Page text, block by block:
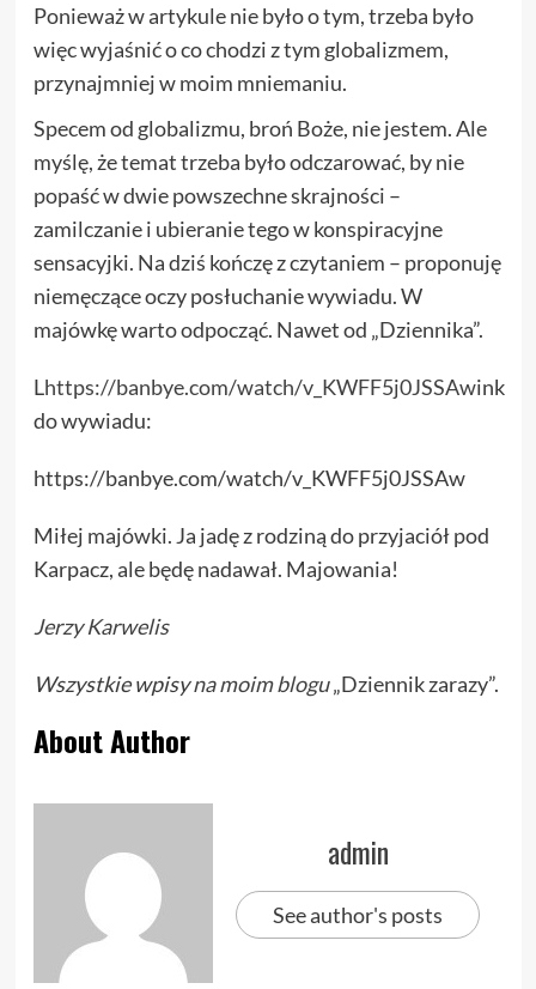
Ponieważ w artykule nie było o tym, trzeba było
więc wyjaśnić o co chodzi z tym globalizmem,
przynajmniej w moim mniemaniu.
Specem od globalizmu, broń Boże, nie jestem. Ale
myślę, że temat trzeba było odczarować, by nie
popaść w dwie powszechne skrajności –
zamilczanie i ubieranie tego w konspiracyjne
sensacyjki. Na dziś kończę z czytaniem – proponuję
niemęczące oczy posłuchanie wywiadu. W
majówkę warto odpocząć. Nawet od „Dziennika”.
Lhttps://banbye.com/watch/v_KWFF5j0JSSAwink
do wywiadu:
https://banbye.com/watch/v_KWFF5j0JSSAw
Miłej majówki. Ja jadę z rodziną do przyjaciół pod
Karpacz, ale będę nadawał. Majowania!
Jerzy Karwelis
Wszystkie wpisyna moim blogu„Dziennik zarazy”.
About Author
admin
See author's posts